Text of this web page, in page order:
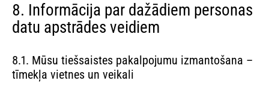
8. Informācija par dažādiem personas
datu apstrādes veidiem
8.1. Mūsu tiešsaistes pakalpojumu izmantošana –
tīmekļa vietnes un veikali